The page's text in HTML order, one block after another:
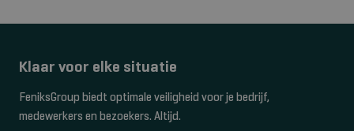
Klaar voor elke situatie
FeniksGroup biedt optimale veiligheid voor je bedrijf,
medewerkers en bezoekers. Altijd.